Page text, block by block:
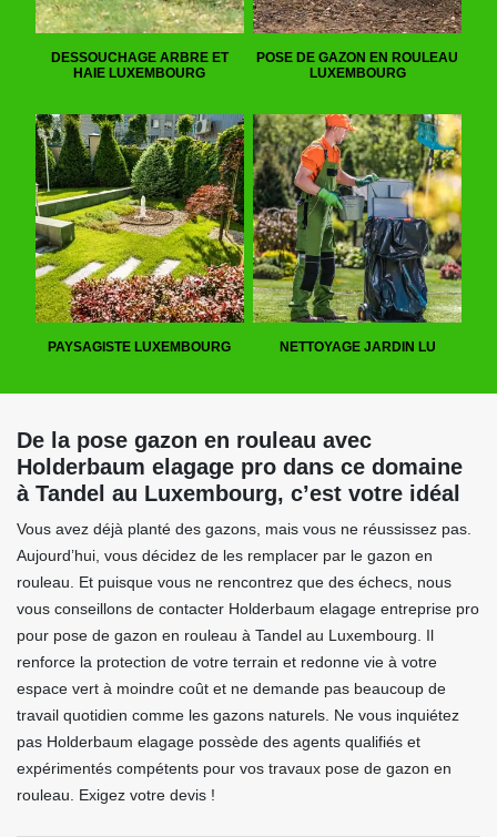
DESSOUCHAGE ARBRE ET
HAIE LUXEMBOURG
POSE DE GAZON EN ROULEAU
LUXEMBOURG
PAYSAGISTE LUXEMBOURG NETTOYAGE JARDIN LU
De la pose gazon en rouleau avec
Holderbaum elagage pro dans ce domaine
à Tandel au Luxembourg, c’est votre idéal
Vous avez déjà planté des gazons, mais vous ne réussissez pas.
Aujourd’hui, vous décidez de les remplacer par le gazon en
rouleau. Et puisque vous ne rencontrez que des échecs, nous
vous conseillons de contacter Holderbaum elagage entreprise pro
pour pose de gazon en rouleau à Tandel au Luxembourg. Il
renforce la protection de votre terrain et redonne vie à votre
espace vert à moindre coût et ne demande pas beaucoup de
travail quotidien comme les gazons naturels. Ne vous inquiétez
pas Holderbaum elagage possède des agents qualifiés et
expérimentés compétents pour vos travaux pose de gazon en
rouleau. Exigez votre devis !